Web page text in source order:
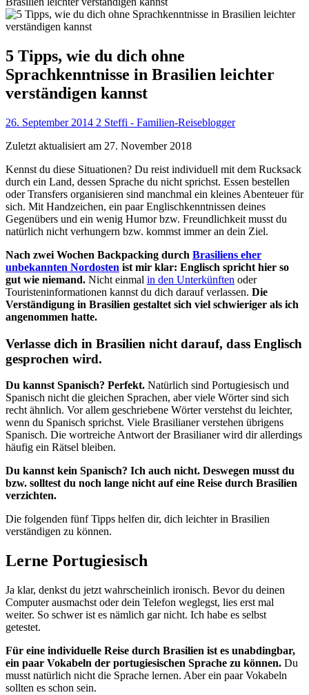
5 Tipps, wie du dich ohne
Sprachkenntnisse in Brasilien leichter
verständigen kannst
26. September 2014 2 Steffi - Familien-Reiseblogger
Zuletzt aktualisiert am 27. November 2018
Kennst du diese Situationen? Du reist individuell mit dem Rucksack
durch ein Land, dessen Sprache du nicht sprichst. Essen bestellen
oder Transfers organisieren sind manchmal ein kleines Abenteuer für
sich. Mit Handzeichen, ein paar Englischkenntnissen deines
Gegenübers und ein wenig Humor bzw. Freundlichkeit musst du
natürlich nicht verhungern bzw. kommst immer an dein Ziel.
Nach zwei Wochen Backpacking durch Brasiliens eher
unbekannten Nordosten ist mir klar: Englisch spricht hier so
gut wie niemand. Nicht einmal in den Unterkünften oder
Touristeninformationen kannst du dich darauf verlassen. Die
Verständigung in Brasilien gestaltet sich viel schwieriger als ich
angenommen hatte.
Verlasse dich in Brasilien nicht darauf, dass Englisch
gesprochen wird.
Du kannst Spanisch? Perfekt. Natürlich sind Portugiesisch und
Spanisch nicht die gleichen Sprachen, aber viele Wörter sind sich
recht ähnlich. Vor allem geschriebene Wörter verstehst du leichter,
wenn du Spanisch sprichst. Viele Brasilianer verstehen übrigens
Spanisch. Die wortreiche Antwort der Brasilianer wird dir allerdings
häufig ein Rätsel bleiben.
Du kannst kein Spanisch? Ich auch nicht. Deswegen musst du
bzw. solltest du noch lange nicht auf eine Reise durch Brasilien
verzichten.
Die folgenden fünf Tipps helfen dir, dich leichter in Brasilien
verständigen zu können.
Lerne Portugiesisch
Ja klar, denkst du jetzt wahrscheinlich ironisch. Bevor du deinen
Computer ausmachst oder dein Telefon weglegst, lies erst mal
weiter. So schwer ist es nämlich gar nicht. Ich habe es selbst
getestet.
Für eine individuelle Reise durch Brasilien ist es unabdingbar,
ein paar Vokabeln der portugiesischen Sprache zu können. Du
musst natürlich nicht die Sprache lernen. Aber ein paar Vokabeln
sollten es schon sein.